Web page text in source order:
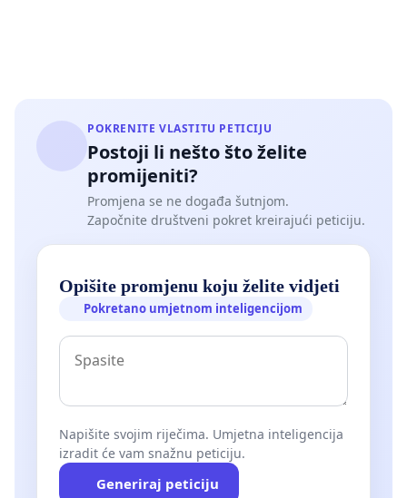
POKRENITE VLASTITU PETICIJU
Postoji li nešto što želite
promijeniti?
Promjena se ne događa šutnjom.
Započnite društveni pokret kreirajući peticiju.
Opišite promjenu koju želite vidjeti
Pokretano umjetnom inteligencijom
Napišite svojim riječima. Umjetna inteligencija
izradit će vam snažnu peticiju.
Generiraj peticiju